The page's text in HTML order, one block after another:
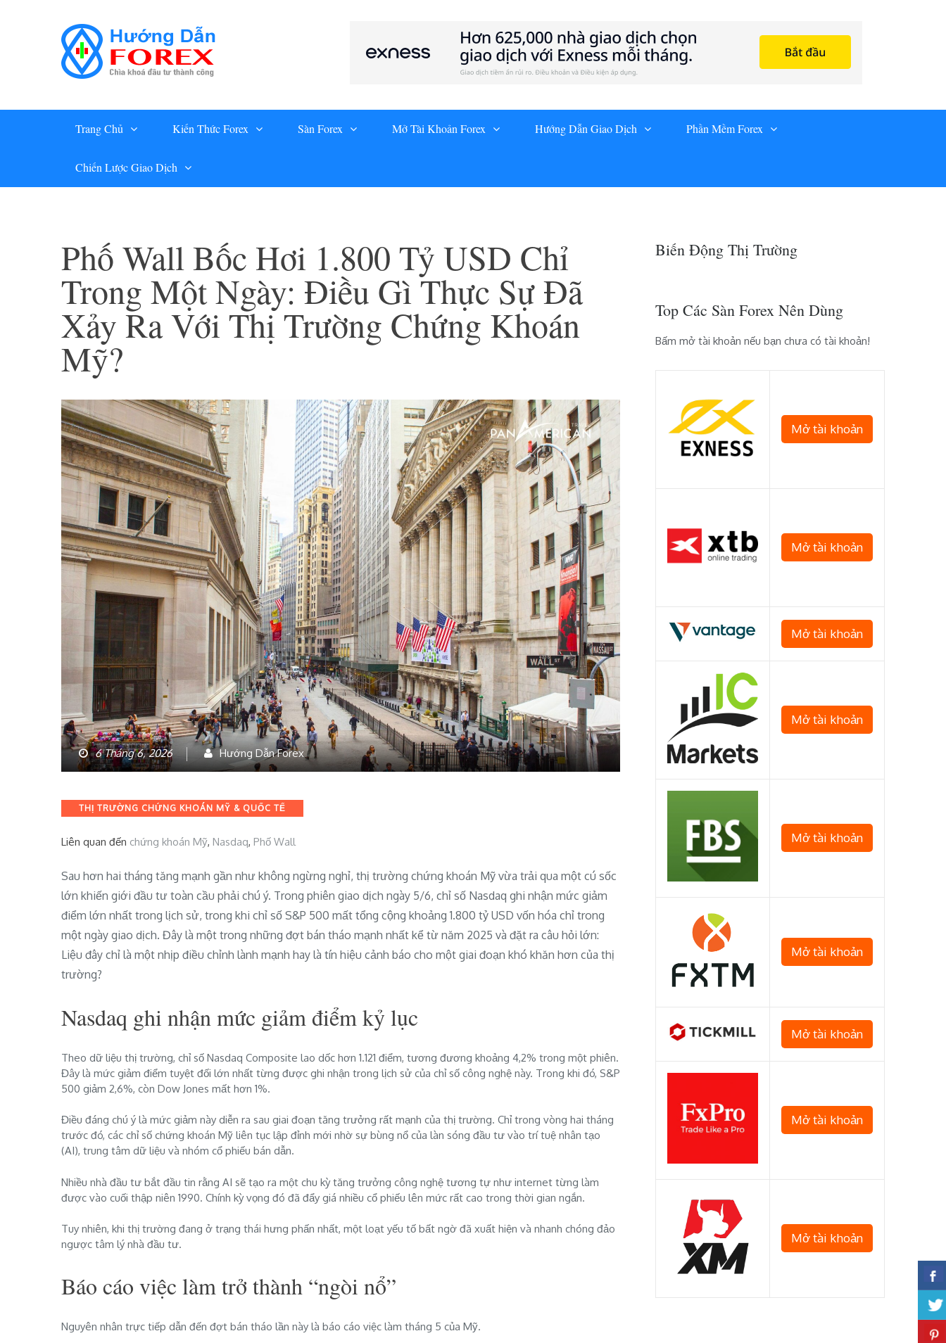
Trang Chủ Kiến Thức Forex Sàn Forex Mở Tài Khoản Forex Hướng Dẫn Giao Dịch Phần Mềm Forex
Chiến Lược Giao Dịch
Phố Wall Bốc Hơi 1.800 Tỷ USD Chỉ
Trong Một Ngày: Điều Gì Thực Sự Đã
Xảy Ra Với Thị Trường Chứng Khoán
Mỹ?
6 Tháng 6, 2026 Hướng Dẫn Forex
Categories
THỊ TRƯỜNG CHỨNG KHOÁN MỸ & QUỐC TẾ
Liên quan đến chứng khoán Mỹ, Nasdaq, Phố Wall
Sau hơn hai tháng tăng mạnh gần như không ngừng nghỉ, thị trường chứng khoán Mỹ vừa trải qua một cú sốc
lớn khiến giới đầu tư toàn cầu phải chú ý. Trong phiên giao dịch ngày 5/6, chỉ số Nasdaq ghi nhận mức giảm
điểm lớn nhất trong lịch sử, trong khi chỉ số S&P 500 mất tổng cộng khoảng 1.800 tỷ USD vốn hóa chỉ trong
một ngày giao dịch. Đây là một trong những đợt bán tháo mạnh nhất kể từ năm 2025 và đặt ra câu hỏi lớn:
Liệu đây chỉ là một nhịp điều chỉnh lành mạnh hay là tín hiệu cảnh báo cho một giai đoạn khó khăn hơn của thị
trường?
Nasdaq ghi nhận mức giảm điểm kỷ lục
Theo dữ liệu thị trường, chỉ số Nasdaq Composite lao dốc hơn 1.121 điểm, tương đương khoảng 4,2% trong một phiên.
Đây là mức giảm điểm tuyệt đối lớn nhất từng được ghi nhận trong lịch sử của chỉ số công nghệ này. Trong khi đó, S&P
500 giảm 2,6%, còn Dow Jones mất hơn 1%.
Điều đáng chú ý là mức giảm này diễn ra sau giai đoạn tăng trưởng rất mạnh của thị trường. Chỉ trong vòng hai tháng
trước đó, các chỉ số chứng khoán Mỹ liên tục lập đỉnh mới nhờ sự bùng nổ của làn sóng đầu tư vào trí tuệ nhân tạo
(AI), trung tâm dữ liệu và nhóm cổ phiếu bán dẫn.
Nhiều nhà đầu tư bắt đầu tin rằng AI sẽ tạo ra một chu kỳ tăng trưởng công nghệ tương tự như internet từng làm
được vào cuối thập niên 1990. Chính kỳ vọng đó đã đẩy giá nhiều cổ phiếu lên mức rất cao trong thời gian ngắn.
Tuy nhiên, khi thị trường đang ở trạng thái hưng phấn nhất, một loạt yếu tố bất ngờ đã xuất hiện và nhanh chóng đảo
ngược tâm lý nhà đầu tư.
Báo cáo việc làm trở thành “ngòi nổ”
Nguyên nhân trực tiếp dẫn đến đợt bán tháo lần này là báo cáo việc làm tháng 5 của Mỹ.
Biến Động Thị Trường
Top Các Sàn Forex Nên Dùng
Bấm mở tài khoản nếu bạn chưa có tài khoản!
Mở tài khoản
Mở tài khoản
Mở tài khoản
Mở tài khoản
Mở tài khoản
Mở tài khoản
Mở tài khoản
Mở tài khoản
Mở tài khoản